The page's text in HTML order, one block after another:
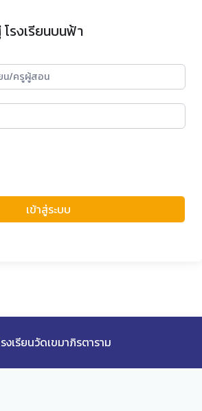
รงเรียนบนฟ้า
เข้าสู่ระบบ
งเรียนวัดเขมาภิรตาราม